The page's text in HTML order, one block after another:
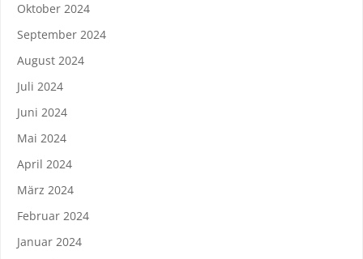
Oktober 2024
September 2024
August 2024
Juli 2024
Juni 2024
Mai 2024
April 2024
März 2024
Februar 2024
Januar 2024